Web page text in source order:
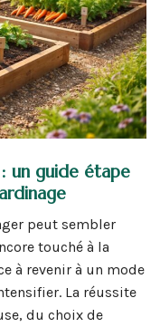
un guide étape
peut sembler
touché à la
à revenir à un mode
La réussite
du choix de